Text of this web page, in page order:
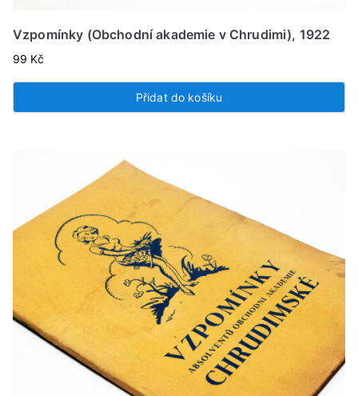
Vzpomínky (Obchodní akademie v Chrudimi), 1922
99 Kč
Přidat do košíku